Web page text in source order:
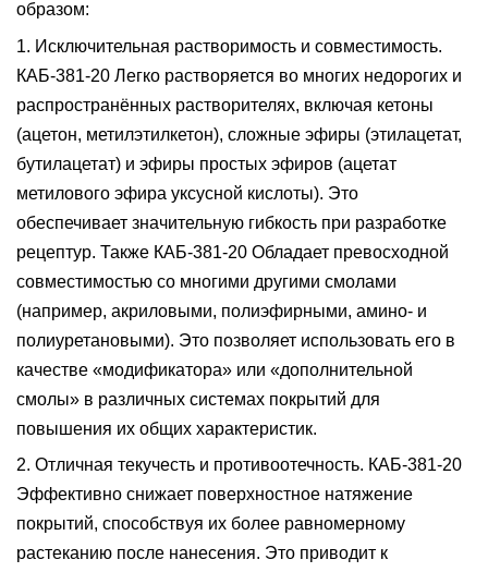
образом:
1. Исключительная растворимость и совместимость.
КАБ-381-20 Легко растворяется во многих недорогих и
распространённых растворителях, включая кетоны
(ацетон, метилэтилкетон), сложные эфиры (этилацетат,
бутилацетат) и эфиры простых эфиров (ацетат
метилового эфира уксусной кислоты). Это
обеспечивает значительную гибкость при разработке
рецептур. Также КАБ-381-20 Обладает превосходной
совместимостью со многими другими смолами
(например, акриловыми, полиэфирными, амино- и
полиуретановыми). Это позволяет использовать его в
качестве «модификатора» или «дополнительной
смолы» в различных системах покрытий для
повышения их общих характеристик.
2. Отличная текучесть и противоотечность. КАБ-381-20
Эффективно снижает поверхностное натяжение
покрытий, способствуя их более равномерному
растеканию после нанесения. Это приводит к